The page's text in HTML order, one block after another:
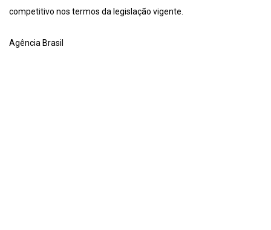
competitivo nos termos da legislação vigente.
Agência Brasil